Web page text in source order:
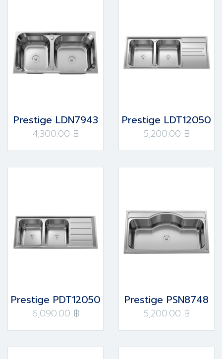
Prestige LDN7943
4,300.00 ฿
Prestige LDT12050
5,200.00 ฿
Prestige PDT12050
6,090.00 ฿
Prestige PSN8748
5,200.00 ฿